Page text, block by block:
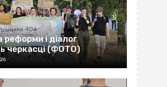
і діалог
черкасці (ФОТО)